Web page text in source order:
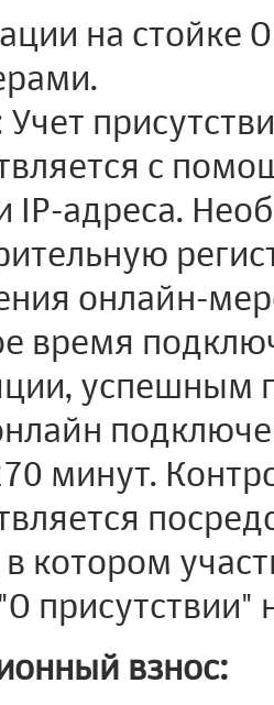
на стойке
с
IP-адреса.
онлайн-
время
успешным
минут.
котором
присутствии"
взнос: